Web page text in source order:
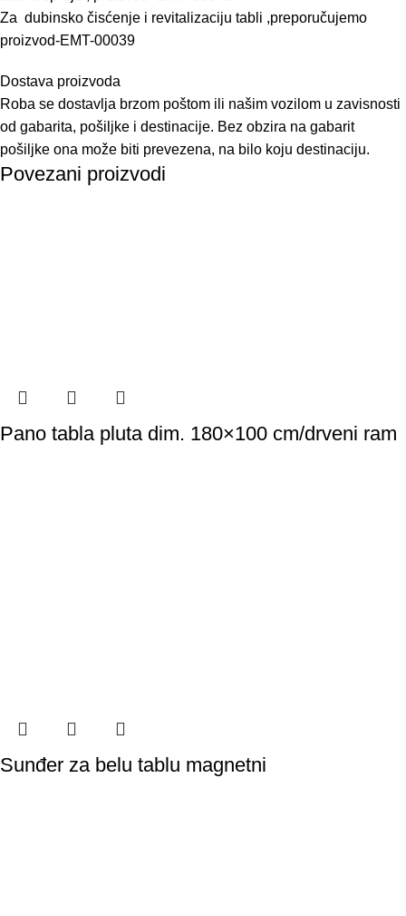
Za dubinsko čisćenje i revitalizaciju tabli ,preporučujemo
proizvod-EMT-00039
Dostava proizvoda
Roba se dostavlja brzom poštom ili našim vozilom u zavisnosti
od gabarita, pošiljke i destinacije. Bez obzira na gabarit
pošiljke ona može biti prevezena, na bilo koju destinaciju.
Povezani proizvodi
Pano tabla pluta dim. 180×100 cm/drveni ram
Sunđer za belu tablu magnetni